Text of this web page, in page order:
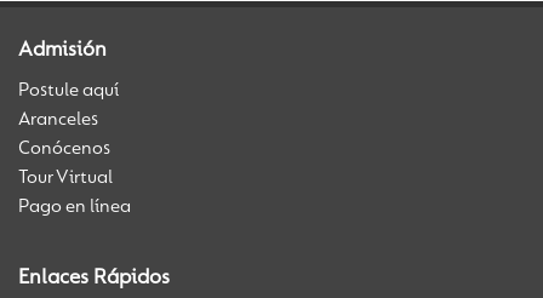
Admisión
Postule aquí
Aranceles
Conócenos
Tour Virtual
Pago en línea
Enlaces Rápidos